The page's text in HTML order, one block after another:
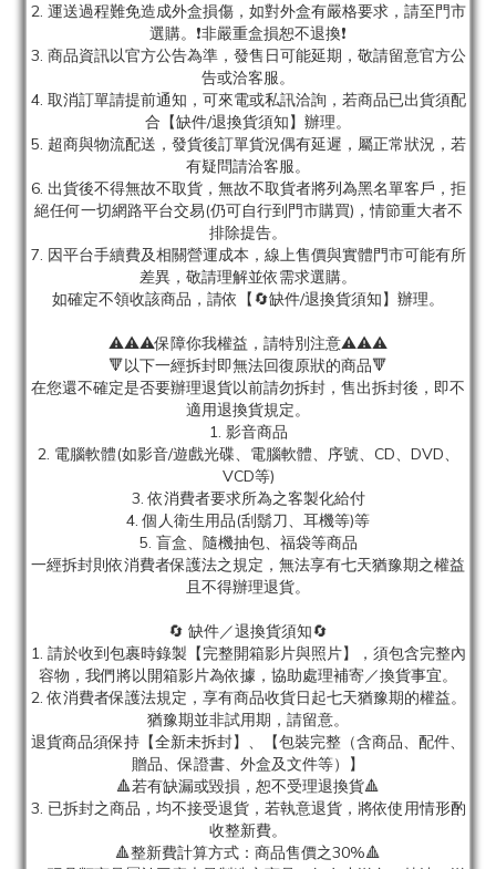
2. 運送過程難免造成外盒損傷，如對外盒有嚴格要求，請至門市
選購。❗非嚴重盒損恕不退換❗
3. 商品資訊以官方公告為準，發售日可能延期，敬請留意官方公
告或洽客服。
4. 取消訂單請提前通知，可來電或私訊洽詢，若商品已出貨須配
合【缺件/退換貨須知】辦理。
5. 超商與物流配送，發貨後訂單貨況偶有延遲，屬正常狀況，若
有疑問請洽客服。
6. 出貨後不得無故不取貨，無故不取貨者將列為黑名單客戶，拒
絕任何一切網路平台交易(仍可自行到門市購買)，情節重大者不
排除提告。
7. 因平台手續費及相關營運成本，線上售價與實體門市可能有所
差異，敬請理解並依需求選購。
如確定不領收該商品，請依【🔄缺件/退換貨須知】辦理。
⚠️⚠️⚠️保障你我權益，請特別注意⚠️⚠️⚠️
🔻以下一經拆封即無法回復原狀的商品🔻
在您還不確定是否要辦理退貨以前請勿拆封，售出拆封後，即不
適用退換貨規定。
1. 影音商品
2. 電腦軟體(如影音/遊戲光碟、電腦軟體、序號、CD、DVD、
VCD等)
3. 依消費者要求所為之客製化給付
4. 個人衛生用品(刮鬍刀、耳機等)等
5. 盲盒、隨機抽包、福袋等商品
一經拆封則依消費者保護法之規定，無法享有七天猶豫期之權益
且不得辦理退貨。
🔄 缺件／退換貨須知🔄
1. 請於收到包裹時錄製【完整開箱影片與照片】，須包含完整內
容物，我們將以開箱影片為依據，協助處理補寄／換貨事宜。
2. 依消費者保護法規定，享有商品收貨日起七天猶豫期的權益。
猶豫期並非試用期，請留意。
退貨商品須保持【全新未拆封】、【包裝完整（含商品、配件、
贈品、保證書、外盒及文件等）】
🔺若有缺漏或毀損，恕不受理退換貨🔺
3. 已拆封之商品，均不接受退貨，若執意退貨，將依使用情形酌
收整新費。
🔺整新費計算方式：商品售價之30%🔺